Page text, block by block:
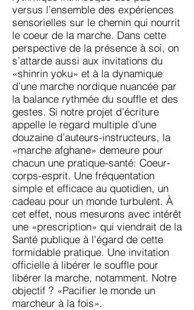
versus l’ensemble des expériences
sensorielles sur le chemin qui nourrit
le coeur de la marche. Dans cette
perspective de la présence à soi, on
s’attarde aussi aux invitations du
«shinrin yoku» et à la dynamique
d’une marche nordique nuancée par
la balance rythmée du souffle et des
gestes. Si notre projet d’écriture
appelle le regard multiple d’une
douzaine d’auteurs-instructeurs, la
«marche afghane» demeure pour
chacun une pratique-santé: Coeur-
corps-esprit. Une fréquentation
simple et efficace au quotidien, un
cadeau pour un monde turbulent. À
cet effet, nous mesurons avec intérêt
une «prescription» qui viendrait de la
Santé publique à l'égard de cette
formidable pratique. Une invitation
officielle à libérer le souffle pour
libérer la marche, notamment. Notre
objectif ? «Pacifier le monde un
marcheur à la fois».